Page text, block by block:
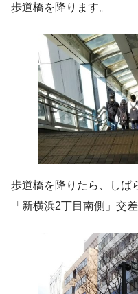
歩道橋を降ります。
歩道橋を降りたら、しば
「新横浜2丁目南側」交